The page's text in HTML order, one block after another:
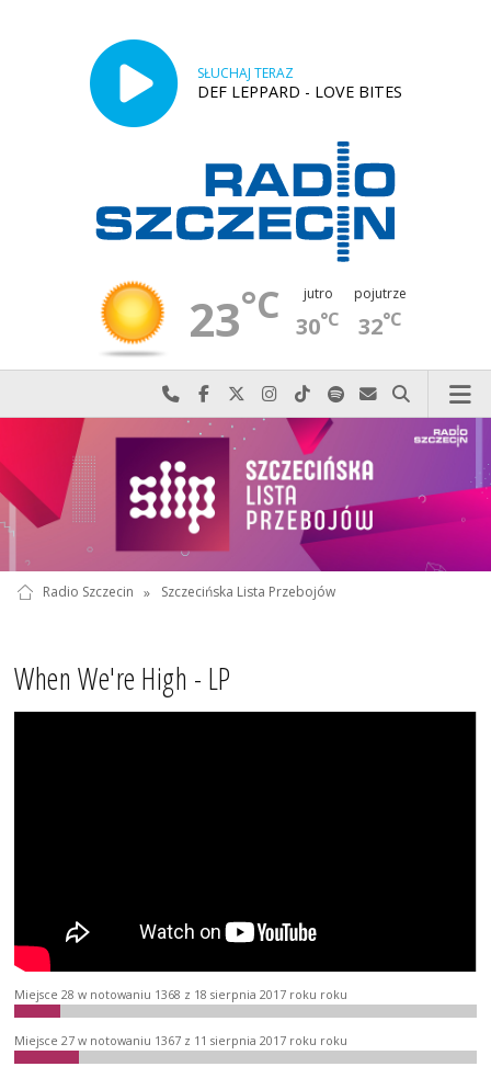
SŁUCHAJ TERAZ
DEF LEPPARD - LOVE BITES
23°C jutro
30°C
pojutrze
32°C
Najlepiej po prostu do nas zadzwoń
Odwiedź nas na Facebook-u
Odwiedź nas na X
Odwiedź nas na Instagram-ie
Odwiedź nas na TikTok-u
Szukaj nas na Spotify
Wyślij do nas
Szukaj
Radio Szczecin » Szczecińska Lista Przebojów
When We're High - LP
Miejsce 28 w notowaniu 1368 z 18 sierpnia 2017 roku roku
Miejsce 27 w notowaniu 1367 z 11 sierpnia 2017 roku roku